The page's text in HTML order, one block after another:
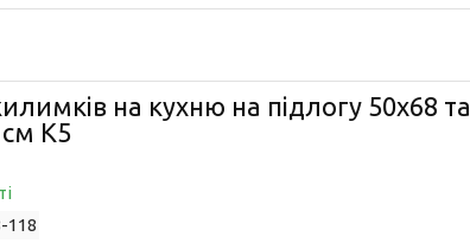
на кухню на підлогу 50х68 та
см К5
118